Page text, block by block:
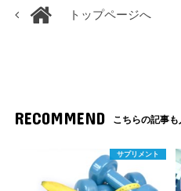
トップページへ
RECOMMEND こちらの記事も
サプリメント